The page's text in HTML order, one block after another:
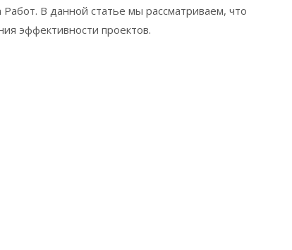
В данной статье мы рассматриваем, что
эффективности проектов.